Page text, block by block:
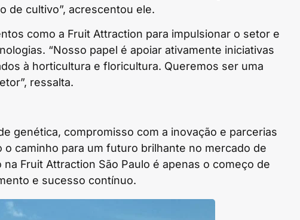
de cultivo”, acrescentou ele.
como a Fruit Attraction para impulsionar o setor e
“Nosso papel é apoiar ativamente iniciativas
à horticultura e floricultura. Queremos ser uma
ressalta.
genética, compromisso com a inovação e parcerias
caminho para um futuro brilhante no mercado de
Fruit Attraction São Paulo é apenas o começo de
e sucesso contínuo.